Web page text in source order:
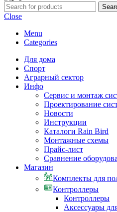
Close
Menu
Categories
Для дома
Спорт
Аграрный сектор
Инфо
Сервис и монтаж
Проектирование
Новости
Инструкции
Каталоги Rain Bird
Монтажные схемы
Прайс-лист
Сравнение
Магазин
Комплекты для
Контроллеры
Контроллеры
Аксессуары